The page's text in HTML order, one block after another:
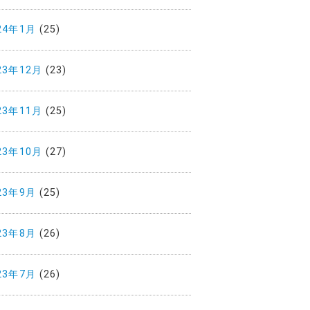
年1月 (25)
年12月 (23)
年11月 (25)
年10月 (27)
年9月 (25)
年8月 (26)
年7月 (26)